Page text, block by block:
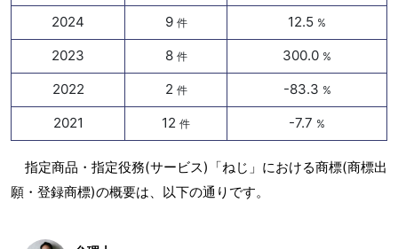
2024 9 件 12.5 %
2023 8 件 300.0 %
2022 2 件 -83.3 %
2021 12 件 -7.7 %
指定商品・指定役務(サービス)「ねじ」における商標(商標出
願・登録商標)の概要は、以下の通りです。